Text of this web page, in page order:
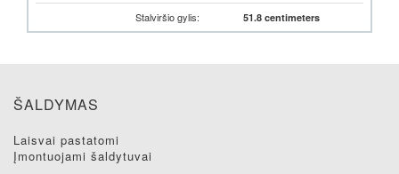
Stalviršio gylis: 51.8 centimeters
ŠALDYMAS
laisvai pastatomi
įmontuojami šaldytuvai